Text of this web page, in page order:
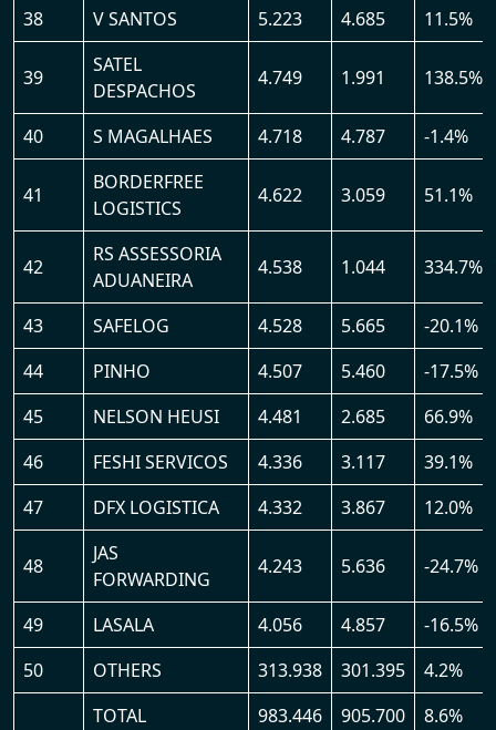
38
V SANTOS 5.223 4.685 11.5%
39
SATEL
DESPACHOS
4.749 1.991 138.5%
40 S MAGALHAES 4.718 4.787 -1.4%
41
BORDERFREE
LOGISTICS
4.622 3.059 51.1%
42
RS ASSESSORIA
ADUANEIRA
4.538 1.044 334.7%
43 SAFELOG 4.528 5.665
-20.1%
44
PINHO 4.507 5.460
-17.5%
45
NELSON HEUSI 4.481 2.685
66.9%
46
FESHI SERVICOS 4.336 3.117
39.1%
47
DFX LOGISTICA 4.332 3.867 12.0%
48
JAS
FORWARDING
4.243 5.636 -24.7%
49 LASALA 4.056 4.857
-16.5%
50
OTHERS 313.938 301.395
4.2%
TOTAL
983.446 905.700 8.6%